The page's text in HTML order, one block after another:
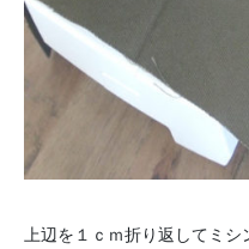
上辺を１ｃｍ折り返してミシ